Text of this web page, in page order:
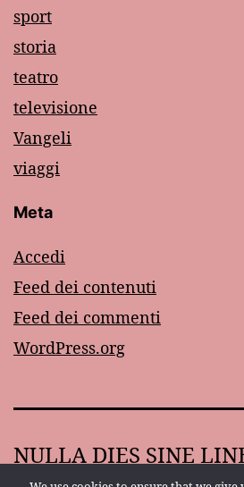
sport
storia
teatro
televisione
Vangeli
viaggi
Meta
Accedi
Feed dei contenuti
Feed dei commenti
WordPress.org
NULLA DIES SINE